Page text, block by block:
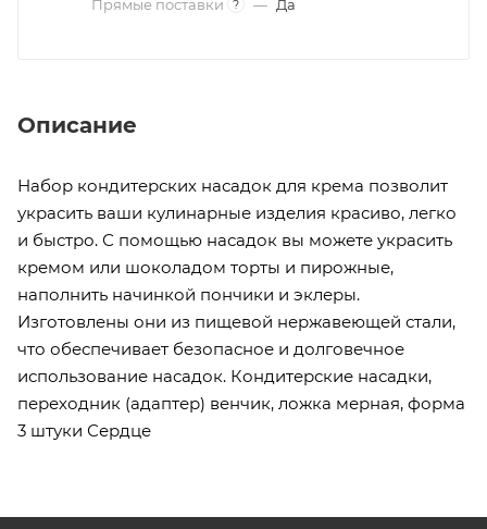
Прямые поставки
? — Да
Описание
Набор кондитерских насадок для крема позволит
украсить ваши кулинарные изделия красиво, легко
и быстро. С помощью насадок вы можете украсить
кремом или шоколадом торты и пирожные,
наполнить начинкой пончики и эклеры.
Изготовлены они из пищевой нержавеющей стали,
что обеспечивает безопасное и долговечное
использование насадок. Кондитерские насадки,
переходник (адаптер) венчик, ложка мерная, форма
3 штуки Сердце